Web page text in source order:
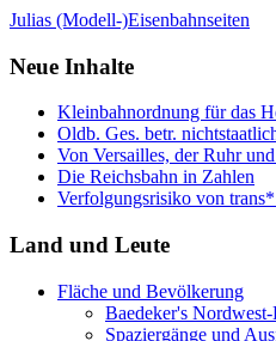
Julias (Modell-)Eisenbahnseiten
Neue Inhalte
Kleinbahnordnung für das
Oldb. Ges. betr.
Von Versailles, der Ruhr
Die Reichsbahn in Zahlen
Verfolgungsrisiko von
Land und Leute
Fläche und Bevölkerung
Baedeker's
Spaziergänge und